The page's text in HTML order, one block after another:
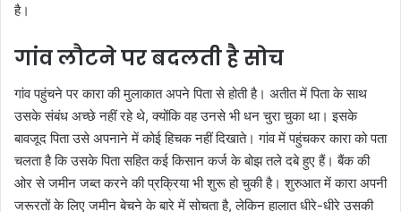
है।
गांव लौटने पर बदलती है सोच
गांव पहुंचने पर कारा की मुलाकात अपने पिता से होती है। अतीत में पिता के साथ
उसके संबंध अच्छे नहीं रहे थे, क्योंकि वह उनसे भी धन चुरा चुका था। इसके
बावजूद पिता उसे अपनाने में कोई हिचक नहीं दिखाते। गांव में पहुंचकर कारा को पता
चलता है कि उसके पिता सहित कई किसान कर्ज के बोझ तले दबे हुए हैं। बैंक की
ओर से जमीन जब्त करने की प्रक्रिया भी शुरू हो चुकी है। शुरुआत में कारा अपनी
जरूरतों के लिए जमीन बेचने के बारे में सोचता है, लेकिन हालात धीरे-धीरे उसकी